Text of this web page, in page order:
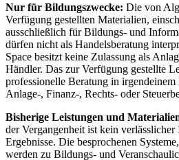
Nur für Bildungszwecke: Die von
Verfügung gestellten Materialien,
ausschließlich für Bildungs- und
dürfen nicht als Handelsberatung
Space besitzt keine Zulassung als
Händler. Das zur Verfügung gestellte
professionelle Beratung in
Anlage-, Finanz-, Rechts- oder
Bisherige Leistungen und
der Vergangenheit ist kein
Ergebnisse. Die besprochenen
werden zu Bildungs- und